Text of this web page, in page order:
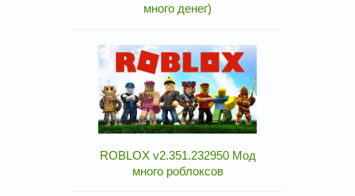
много денег)
ROBLOX v2.351.232950 Мод
много роблоксов